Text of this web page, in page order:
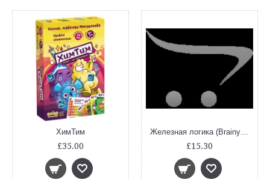
ХимТим
£35.00
Железная логика (Brainy Trainy)
£15.30